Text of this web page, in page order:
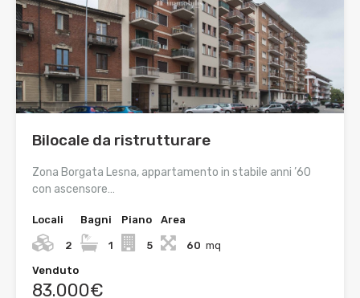
Bilocale da ristrutturare
Zona Borgata Lesna, appartamento in stabile anni ’60
con ascensore…
Locali
2
Bagni
1
Piano
5
Area
60 mq
Venduto
83.000€